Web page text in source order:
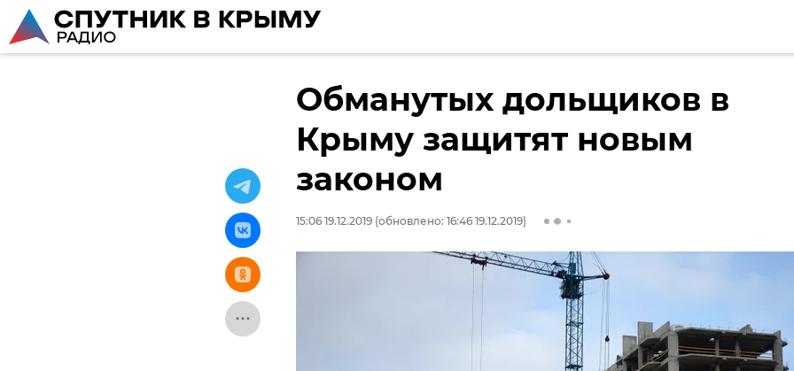
Обманутых дольщиков в
Крыму защитят новым
законом
15:06 19.12.2019 (обновлено: 16:46 19.12.2019)